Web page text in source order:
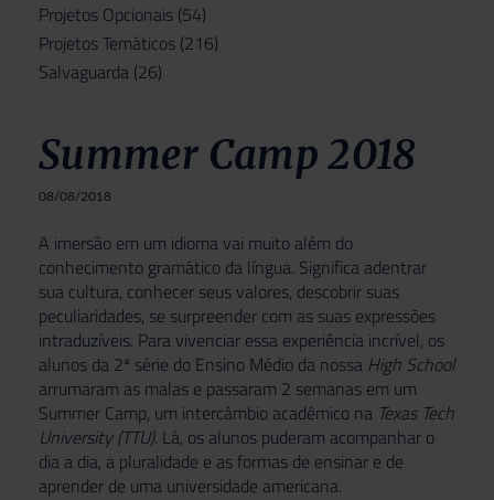
Projetos Opcionais (54)
Projetos Temáticos (216)
Salvaguarda (26)
Summer Camp 2018
08/08/2018
A imersão em um idioma vai muito além do
conhecimento gramático da língua. Significa adentrar
sua cultura, conhecer seus valores, descobrir suas
peculiaridades, se surpreender com as suas expressões
intraduzíveis. Para vivenciar essa experiência incrível, os
alunos da 2ª série do Ensino Médio da nossa High School
arrumaram as malas e passaram 2 semanas em um
Summer Camp, um intercâmbio acadêmico na Texas Tech
University (TTU). Lá, os alunos puderam acompanhar o
dia a dia, a pluralidade e as formas de ensinar e de
aprender de uma universidade americana.